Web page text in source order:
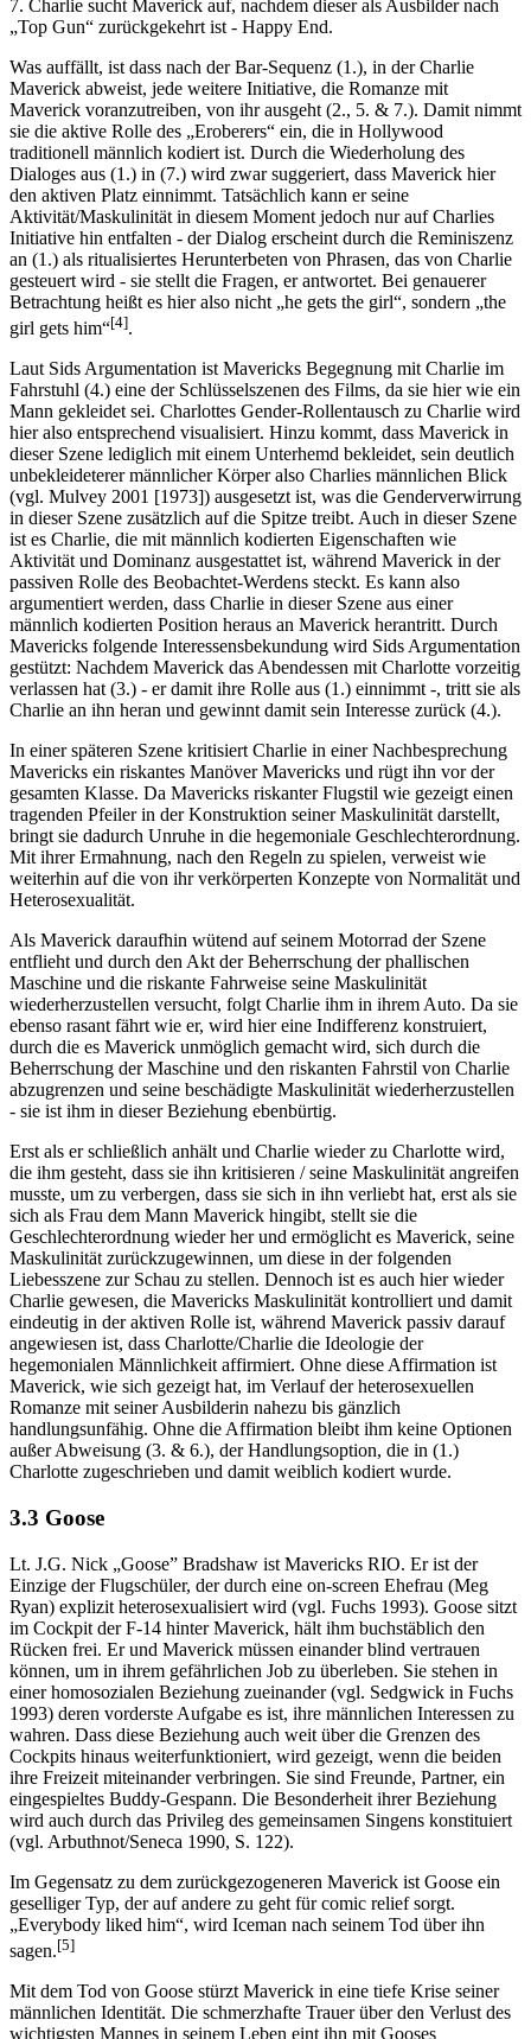
7. Charlie sucht Maverick auf, nachdem dieser als Ausbilder nach
„Top Gun“ zurückgekehrt ist - Happy End.
Was auffällt, ist dass nach der Bar-Sequenz (1.), in der Charlie
Maverick abweist, jede weitere Initiative, die Romanze mit
Maverick voranzutreiben, von ihr ausgeht (2., 5. & 7.). Damit nimmt
sie die aktive Rolle des „Eroberers“ ein, die in Hollywood
traditionell männlich kodiert ist. Durch die Wiederholung des
Dialoges aus (1.) in (7.) wird zwar suggeriert, dass Maverick hier
den aktiven Platz einnimmt. Tatsächlich kann er seine
Aktivität/Maskulinität in diesem Moment jedoch nur auf Charlies
Initiative hin entfalten - der Dialog erscheint durch die Reminiszenz
an (1.) als ritualisiertes Herunterbeten von Phrasen, das von Charlie
gesteuert wird - sie stellt die Fragen, er antwortet. Bei genauerer
Betrachtung heißt es hier also nicht „he gets the girl“, sondern „the
girl gets him“[4].
Laut Sids Argumentation ist Mavericks Begegnung mit Charlie im
Fahrstuhl (4.) eine der Schlüsselszenen des Films, da sie hier wie ein
Mann gekleidet sei. Charlottes Gender-Rollentausch zu Charlie wird
hier also entsprechend visualisiert. Hinzu kommt, dass Maverick in
dieser Szene lediglich mit einem Unterhemd bekleidet, sein deutlich
unbekleideterer männlicher Körper also Charlies männlichen Blick
(vgl. Mulvey 2001 [1973]) ausgesetzt ist, was die Genderverwirrung
in dieser Szene zusätzlich auf die Spitze treibt. Auch in dieser Szene
ist es Charlie, die mit männlich kodierten Eigenschaften wie
Aktivität und Dominanz ausgestattet ist, während Maverick in der
passiven Rolle des Beobachtet-Werdens steckt. Es kann also
argumentiert werden, dass Charlie in dieser Szene aus einer
männlich kodierten Position heraus an Maverick herantritt. Durch
Mavericks folgende Interessensbekundung wird Sids Argumentation
gestützt: Nachdem Maverick das Abendessen mit Charlotte vorzeitig
verlassen hat (3.) - er damit ihre Rolle aus (1.) einnimmt -, tritt sie als
Charlie an ihn heran und gewinnt damit sein Interesse zurück (4.).
In einer späteren Szene kritisiert Charlie in einer Nachbesprechung
Mavericks ein riskantes Manöver Mavericks und rügt ihn vor der
gesamten Klasse. Da Mavericks riskanter Flugstil wie gezeigt einen
tragenden Pfeiler in der Konstruktion seiner Maskulinität darstellt,
bringt sie dadurch Unruhe in die hegemoniale Geschlechterordnung.
Mit ihrer Ermahnung, nach den Regeln zu spielen, verweist wie
weiterhin auf die von ihr verkörperten Konzepte von Normalität und
Heterosexualität.
Als Maverick daraufhin wütend auf seinem Motorrad der Szene
entflieht und durch den Akt der Beherrschung der phallischen
Maschine und die riskante Fahrweise seine Maskulinität
wiederherzustellen versucht, folgt Charlie ihm in ihrem Auto. Da sie
ebenso rasant fährt wie er, wird hier eine Indifferenz konstruiert,
durch die es Maverick unmöglich gemacht wird, sich durch die
Beherrschung der Maschine und den riskanten Fahrstil von Charlie
abzugrenzen und seine beschädigte Maskulinität wiederherzustellen
- sie ist ihm in dieser Beziehung ebenbürtig.
Erst als er schließlich anhält und Charlie wieder zu Charlotte wird,
die ihm gesteht, dass sie ihn kritisieren / seine Maskulinität angreifen
musste, um zu verbergen, dass sie sich in ihn verliebt hat, erst als sie
sich als Frau dem Mann Maverick hingibt, stellt sie die
Geschlechterordnung wieder her und ermöglicht es Maverick, seine
Maskulinität zurückzugewinnen, um diese in der folgenden
Liebesszene zur Schau zu stellen. Dennoch ist es auch hier wieder
Charlie gewesen, die Mavericks Maskulinität kontrolliert und damit
eindeutig in der aktiven Rolle ist, während Maverick passiv darauf
angewiesen ist, dass Charlotte/Charlie die Ideologie der
hegemonialen Männlichkeit affirmiert. Ohne diese Affirmation ist
Maverick, wie sich gezeigt hat, im Verlauf der heterosexuellen
Romanze mit seiner Ausbilderin nahezu bis gänzlich
handlungsunfähig. Ohne die Affirmation bleibt ihm keine Optionen
außer Abweisung (3. & 6.), der Handlungsoption, die in (1.)
Charlotte zugeschrieben und damit weiblich kodiert wurde.
3.3 Goose
Lt. J.G. Nick „Goose” Bradshaw ist Mavericks RIO. Er ist der
Einzige der Flugschüler, der durch eine on-screen Ehefrau (Meg
Ryan) explizit heterosexualisiert wird (vgl. Fuchs 1993). Goose sitzt
im Cockpit der F-14 hinter Maverick, hält ihm buchstäblich den
Rücken frei. Er und Maverick müssen einander blind vertrauen
können, um in ihrem gefährlichen Job zu überleben. Sie stehen in
einer homosozialen Beziehung zueinander (vgl. Sedgwick in Fuchs
1993) deren vorderste Aufgabe es ist, ihre männlichen Interessen zu
wahren. Dass diese Beziehung auch weit über die Grenzen des
Cockpits hinaus weiterfunktioniert, wird gezeigt, wenn die beiden
ihre Freizeit miteinander verbringen. Sie sind Freunde, Partner, ein
eingespieltes Buddy-Gespann. Die Besonderheit ihrer Beziehung
wird auch durch das Privileg des gemeinsamen Singens konstituiert
(vgl. Arbuthnot/Seneca 1990, S. 122).
Im Gegensatz zu dem zurückgezogeneren Maverick ist Goose ein
geselliger Typ, der auf andere zu geht für comic relief sorgt.
„Everybody liked him“, wird Iceman nach seinem Tod über ihn
sagen.[5]
Mit dem Tod von Goose stürzt Maverick in eine tiefe Krise seiner
männlichen Identität. Die schmerzhafte Trauer über den Verlust des
wichtigsten Mannes in seinem Leben eint ihn mit Gooses